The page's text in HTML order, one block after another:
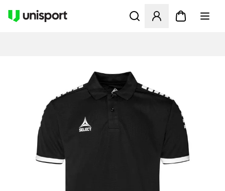
Öffnet ein neues Fenster